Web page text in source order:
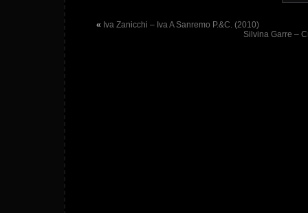
« Iva Zanicchi – Iva A Sanremo P.&C. (2010)
Silvina Garre –